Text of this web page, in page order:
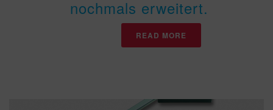
nochmals erweitert.
READ MORE